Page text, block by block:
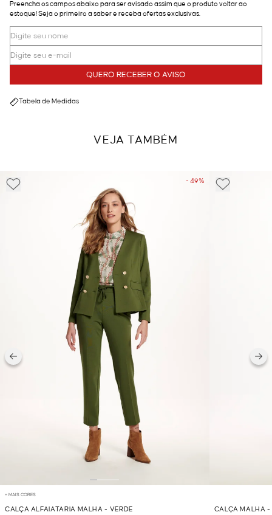
Preencha os campos abaixo para ser avisado assim que o produto voltar ao
estoque! Seja o primeiro a saber e receba ofertas exclusivas.
QUERO RECEBER O AVISO
Tabela de Medidas
VEJA TAMBÉM
- 49%
+ MAIS CORES
CALÇA ALFAIATARIA MALHA - VERDE CALÇA MALHA -